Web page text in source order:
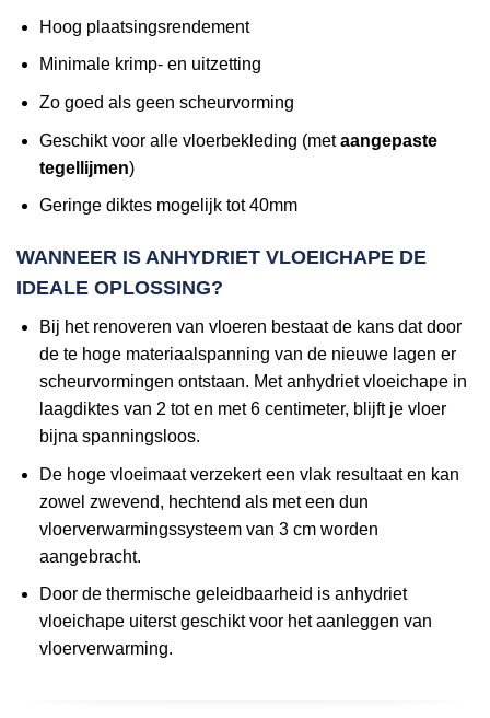
Hoog plaatsingsrendement
Minimale krimp- en uitzetting
Zo goed als geen scheurvorming
Geschikt voor alle vloerbekleding (metaangepaste
tegellijmen)
Geringe diktes mogelijk tot 40mm
WANNEER IS ANHYDRIET VLOEICHAPE DE
IDEALE OPLOSSING?
Bij het renoveren van vloeren bestaat de kans dat door
de te hoge materiaalspanning van de nieuwe lagen er
scheurvormingen ontstaan. Met anhydriet vloeichape in
laagdiktes van 2 tot en met 6 centimeter, blijft je vloer
bijna spanningsloos.
De hoge vloeimaat verzekert een vlak resultaat en kan
zowel zwevend, hechtend als met een dun
vloerverwarmingssysteem van 3 cm worden
aangebracht.
Door de thermische geleidbaarheid is anhydriet
vloeichape uiterst geschikt voor het aanleggen van
vloerverwarming.